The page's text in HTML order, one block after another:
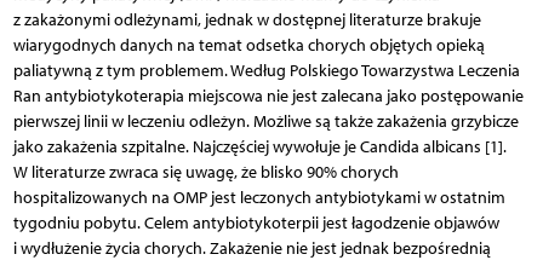
z zakażonymi odleżynami, jednak w dostępnej literaturze brakuje
wiarygodnych danych na temat odsetka chorych objętych opieką
paliatywną z tym problemem. Według Polskiego Towarzystwa Leczenia
Ran antybiotykoterapia miejscowa nie jest zalecana jako postępowanie
pierwszej linii w leczeniu odleżyn. Możliwe są także zakażenia grzybicze
jako zakażenia szpitalne. Najczęściej wywołuje je Candida albicans [1].
W literaturze zwraca się uwagę, że blisko 90% chorych
hospitalizowanych na OMP jest leczonych antybiotykami w ostatnim
tygodniu pobytu. Celem antybiotykoterpii jest łagodzenie objawów
i wydłużenie życia chorych. Zakażenie nie jest jednak bezpośrednią